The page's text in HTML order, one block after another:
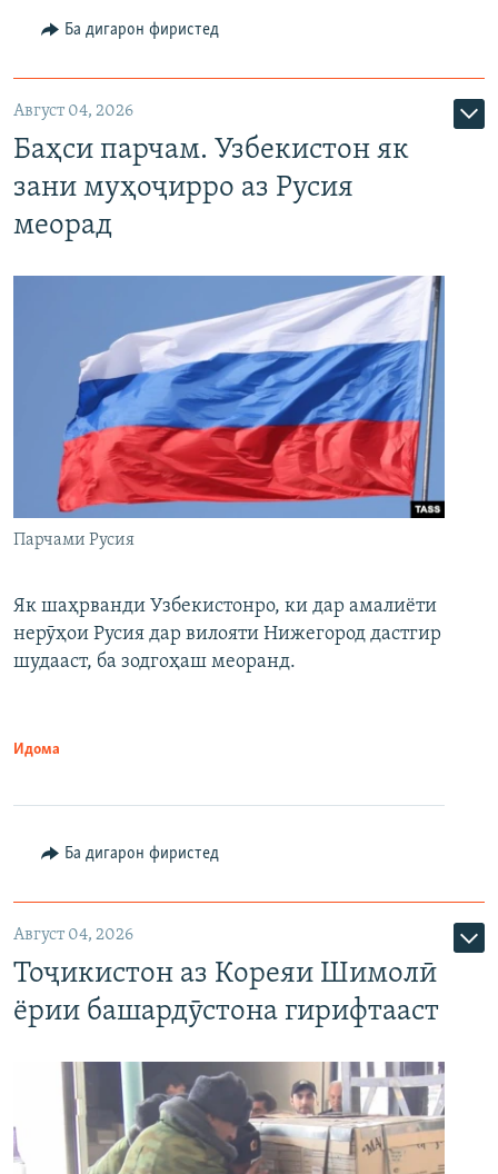
Ба дигарон фиристед
Август 04, 2026
Баҳси парчам. Узбекистон як
зани муҳоҷирро аз Русия
меорад
Парчами Русия
Як шаҳрванди Узбекистонро, ки дар амалиёти
нерӯҳои Русия дар вилояти Нижегород дастгир
шудааст, ба зодгоҳаш меоранд.
Идома
Ба дигарон фиристед
Август 04, 2026
Тоҷикистон аз Кореяи Шимолӣ
ёрии башардӯстона гирифтааст